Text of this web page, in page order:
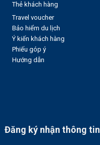
Thẻ khách hàng
Travel voucher
Bảo hiểm du lịch
Ý kiến khách hàng
Phiếu góp ý
Hướng dẫn
Đăng ký nhận thông tin